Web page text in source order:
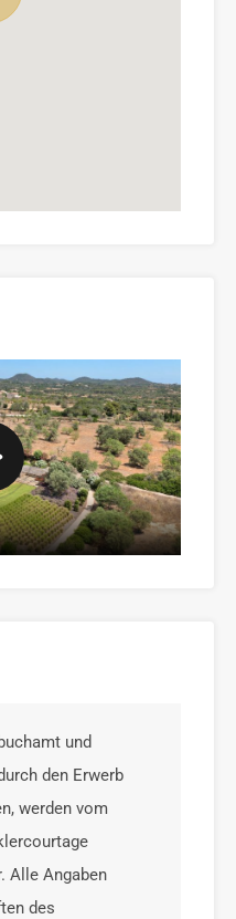
und
den Erwerb
werden vom
Alle Angaben
des